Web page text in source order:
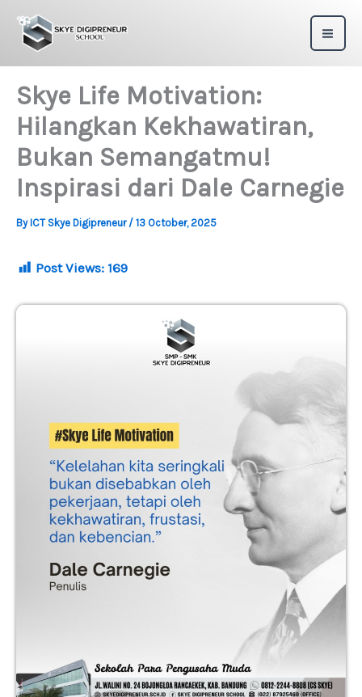
content
Skye Life Motivation:
Hilangkan Kekhawatiran,
Bukan Semangatmu!
Inspirasi dari Dale Carnegie
By ICT Skye Digipreneur / 13 October, 2025
Post Views: 169